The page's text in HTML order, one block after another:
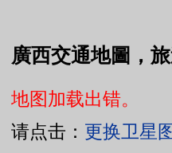
廣西交通地圖，
地图加载出错。
请点击： 更换卫星图